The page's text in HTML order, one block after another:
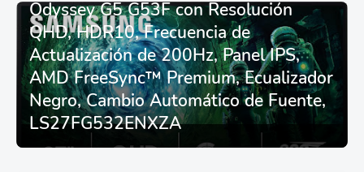
de carreras plegable y
asiento - Logitech
G29/920/923/27/25,
Thrustmaster
T248/X/T300RS/T150/458/TX
Odyssey G5 G53F con Resolución
QHD, HDR10, Frecuencia de
Actualización de 200Hz, Panel IPS,
AMD FreeSync™ Premium, Ecualizador
Negro, Cambio Automático de Fuente,
LS27FG532ENXZA